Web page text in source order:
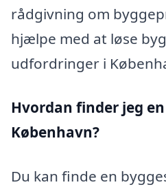
rådgivning om
hjælpe med at løse
udfordringer i
Hvordan finder jeg
København?
Du kan finde en